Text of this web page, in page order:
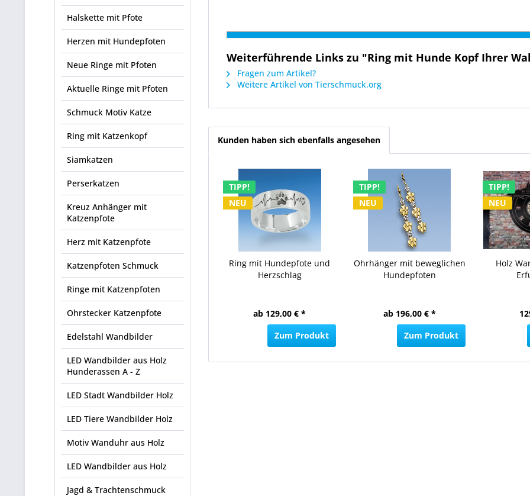
Halskette mit Pfote
Herzen mit Hundepfoten
Neue Ringe mit Pfoten
Aktuelle Ringe mit Pfoten
Schmuck Motiv Katze
Ring mit Katzenkopf
Siamkatzen
Perserkatzen
Kreuz Anhänger mit
Katzenpfote
Herz mit Katzenpfote
Katzenpfoten Schmuck
Ringe mit Katzenpfoten
Ohrstecker Katzenpfote
Edelstahl Wandbilder
LED Wandbilder aus Holz
Hunderassen A - Z
LED Stadt Wandbilder Holz
LED Tiere Wandbilder Holz
Motiv Wanduhr aus Holz
LED Wandbilder aus Holz
Jagd & Trachtenschmuck
Weiterführende Links zu "Ring mit Hunde Kopf Ihrer
Fragen zum Artikel?
Weitere Artikel von Tierschmuck.org
Kunden haben sich ebenfalls angesehen
TIPP!
NEU
Ring mit Hundepfote und
Herzschlag
ab 129,00 € *
Zum Produkt
TIPP!
NEU
Ohrhänger mit beweglichen
Hundepfoten
ab 196,00 € *
Zum Produkt
TIPP!
NEU
Holz